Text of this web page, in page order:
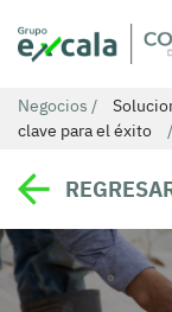
Negocios /
clave para el éxito
/